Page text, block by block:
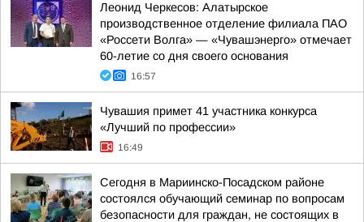
Леонид Черкесов: Алатырское
производственное отделение филиала ПАО
«Россети Волга» — «Чувашэнерго» отмечает
60-летие со дня своего основания
16:57
Чувашия примет 41 участника конкурса
«Лучший по профессии»
16:49
Сегодня в Мариинско-Посадском районе
состоялся обучающий семинар по вопросам
безопасности для граждан, не состоящих в